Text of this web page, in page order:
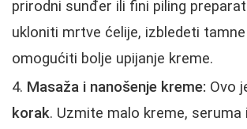
prirodni sunđer ili fini piling
ukloniti mrtve ćelije, izbledeti
omogućiti bolje upijanje kreme.
Masaža i nanošenje kreme: Ovo
korak. Uzmite malo kreme, seruma